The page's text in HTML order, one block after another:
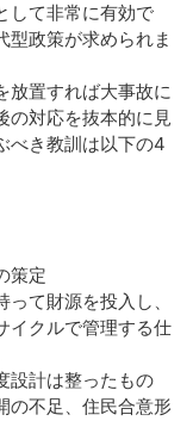
して非常に有効で
型政策が求められま
放置すれば大事故に
の対応を抜本的に見
べき教訓は以下の4
策定
て財源を投入し、
イクルで管理する仕
設計は整ったもの
の不足、住民合意形